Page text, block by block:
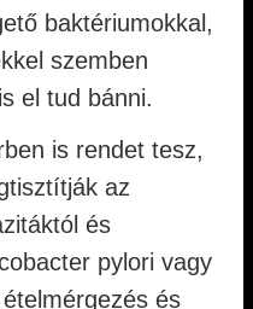
baktériumokkal,
szemben
el tud bánni.
is rendet tesz,
az
és
pylori vagy
és